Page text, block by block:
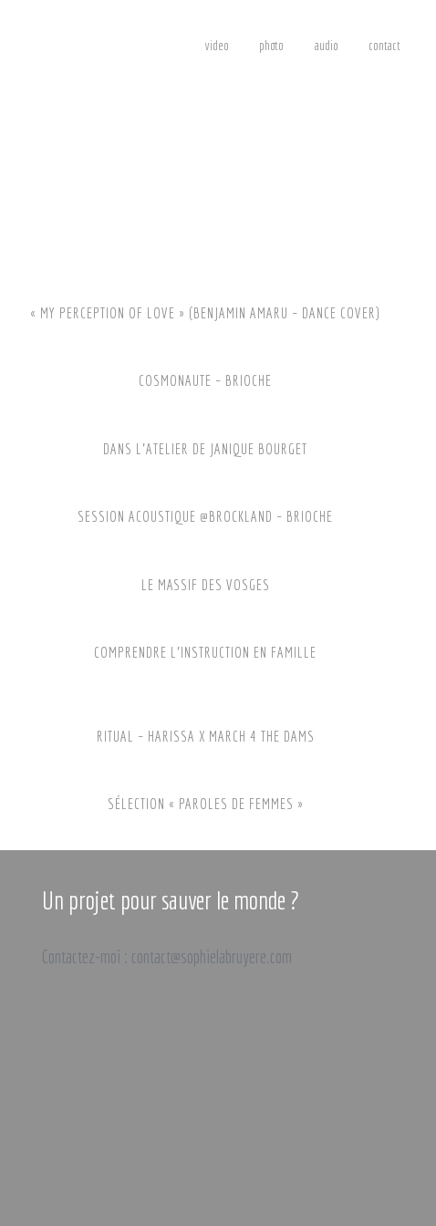
video photo audio contact
« MY PERCEPTION OF LOVE » (BENJAMIN AMARU – DANCE COVER)
COSMONAUTE – BRIOCHE
DANS L’ATELIER DE JANIQUE BOURGET
SESSION ACOUSTIQUE @BROCKLAND – BRIOCHE
LE MASSIF DES VOSGES
COMPRENDRE L’INSTRUCTION EN FAMILLE
RITUAL – HARISSA X MARCH 4 THE DAMS
SÉLECTION « PAROLES DE FEMMES »
Un projet pour sauver le monde ?
Contactez-moi : contact@sophielabruyere.com